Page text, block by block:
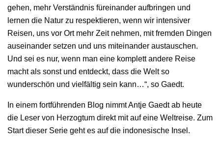
gehen, mehr Verständnis füreinander aufbringen und
lernen die Natur zu respektieren, wenn wir intensiver
Reisen, uns vor Ort mehr Zeit nehmen, mit fremden Dingen
auseinander setzen und uns miteinander austauschen.
Und sei es nur, wenn man eine komplett andere Reise
macht als sonst und entdeckt, dass die Welt so
wunderschön und vielfältig sein kann…“, so Gaedt.
In einem fortführenden Blog nimmt Antje Gaedt ab heute
die Leser von Herzogtum direkt mit auf eine Weltreise. Zum
Start dieser Serie geht es auf die indonesische Insel.